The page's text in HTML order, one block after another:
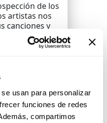
usan para personalizar
funciones de redes
compartimos
de los
artistas nos
canciones y
daño....